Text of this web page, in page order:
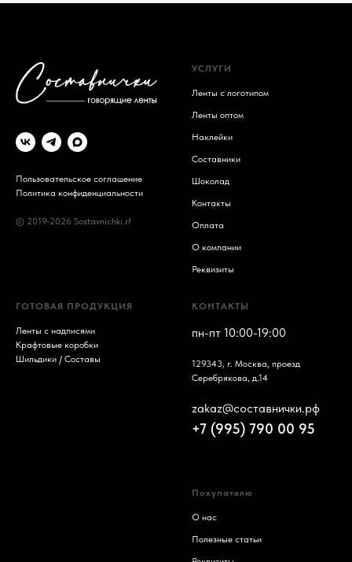
Пользовательское соглашение
Политика конфиденциальности
© 2019-2026 Sostavnichki.rf
УСЛУГИ
Ленты с логотипом
Ленты оптом
Наклейки
Составники
Шоколад
Контакты
Оплата
О компании
Реквизиты
ГОТОВАЯ ПРОДУКЦИЯ
Ленты с надписями
Крафтовые коробки
Шильдики / Составы
КОНТАКТЫ
пн-пт 10:00-19:00
129343, г. Москва, проезд
Серебрякова, д.14
zakaz@составнички.рф
+7 (995) 790 00 95
Покупателю
О нас
Полезные статьи